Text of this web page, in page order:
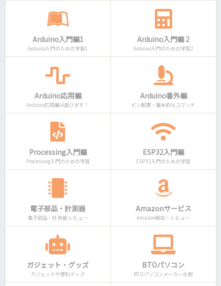
Arduino入門編1
Arduino入門のための学習1
Arduino入門編 2
Arduino入門のための学習2
Arduino応用編
Arduino応用編は遊びます！
Arduino番外編
ピン配置・基本的なコマンド
Processing入門編
Processing入門のための学習
ESP32入門編
ESP32入門のための学習
電子部品・計測器
電子部品・計測器 レビュー
Amazonサービス
Amazon解説・レビュー
ガジェット・グッズ
ガジェットや便利グッズ
BTOパソコン
BTOパソコンメーカー比較